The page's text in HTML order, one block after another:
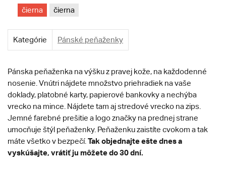
čierna čierna
Kategórie Pánské peňaženky
Pánska peňaženka na výšku z pravej kože, na každodenné
nosenie. Vnútri nájdete množstvo priehradiek na vaše
doklady, platobné karty, papierové bankovky a nechýba
vrecko na mince. Nájdete tam aj stredové vrecko na zips.
Jemné farebné prešitie a logo značky na prednej strane
umocňuje štýl peňaženky. Peňaženku zaistíte cvokom a tak
máte všetko v bezpečí. Tak objednajte ešte dnes a
vyskúšajte, vrátiť ju môžete do 30 dní.